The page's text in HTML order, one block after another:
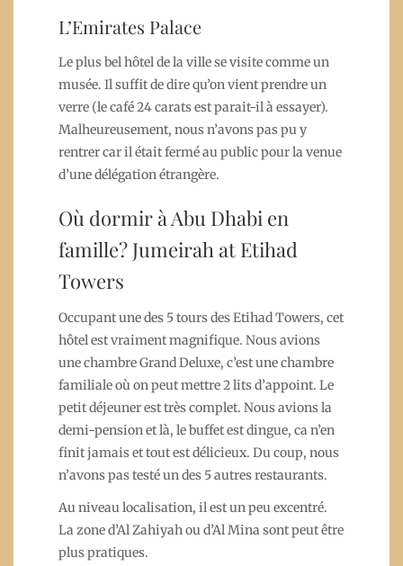
L’Emirates Palace
Le plus bel hôtel de la ville se visite comme un
musée. Il suffit de dire qu’on vient prendre un
verre (le café 24 carats est parait-il à essayer).
Malheureusement, nous n’avons pas pu y
rentrer car il était fermé au public pour la venue
d’une délégation étrangère.
Où dormir à Abu Dhabi en
famille? Jumeirah at Etihad
Towers
Occupant une des 5 tours des Etihad Towers, cet
hôtel est vraiment magnifique. Nous avions
une chambre Grand Deluxe, c’est une chambre
familiale où on peut mettre 2 lits d’appoint. Le
petit déjeuner est très complet. Nous avions la
demi-pension et là, le buffet est dingue, ca n’en
finit jamais et tout est délicieux. Du coup, nous
n’avons pas testé un des 5 autres restaurants.
Au niveau localisation, il est un peu excentré.
La zone d’Al Zahiyah ou d’Al Mina sont peut être
plus pratiques.